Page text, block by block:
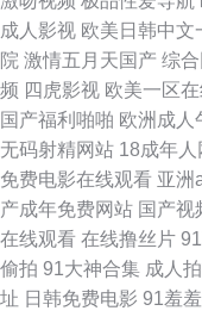
超碰人碰人 大香蕉久草 日
最新福利网站 丝袜美腿五
堂 青青伊人视频 亚洲伦理
先锋资源成人av 91中文字
资源网 大香蕉伊人 免费看
成人影视 欧美日韩中文
院 激情五月天国产 综
频 四虎影视 欧美一区
国产福利啪啪 欧洲成人
无码射精网站 18成年人
免费电影在线观看 亚洲
产成年免费网站 国产视
在线观看 在线撸丝片
偷拍 91大神合集 成人
址 日韩免费电影 91羞